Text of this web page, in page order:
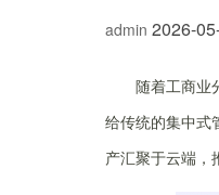
admin 2026-
随着工商业
给传统的集中式
产汇聚于云端，